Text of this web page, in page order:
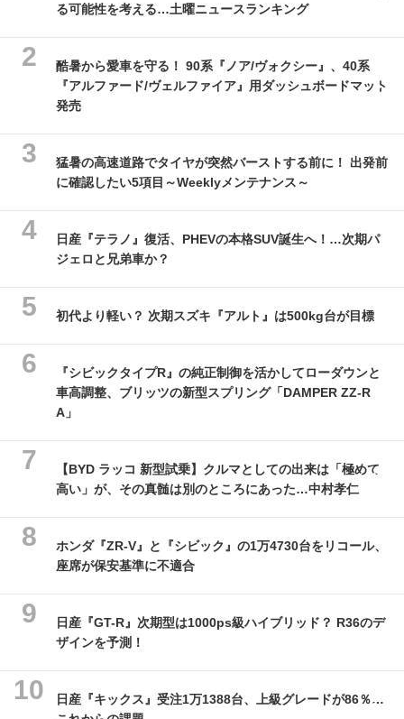
る可能性を考える…土曜ニュースランキング
酷暑から愛車を守る！ 90系『ノア/ヴォクシー』、40系
『アルファード/ヴェルファイア』用ダッシュボードマット
発売
猛暑の高速道路でタイヤが突然バーストする前に！ 出発前
に確認したい5項目～Weeklyメンテナンス～
日産『テラノ』復活、PHEVの本格SUV誕生へ！…次期パ
ジェロと兄弟車か？
初代より軽い？ 次期スズキ『アルト』は500kg台が目標
『シビックタイプR』の純正制御を活かしてローダウンと
車高調整、ブリッツの新型スプリング「DAMPER ZZ-R
A」
【BYD ラッコ 新型試乗】クルマとしての出来は「極めて
高い」が、その真髄は別のところにあった…中村孝仁
ホンダ『ZR-V』と『シビック』の1万4730台をリコール、
座席が保安基準に不適合
日産『GT-R』次期型は1000ps級ハイブリッド？ R36のデ
ザインを予測！
日産『キックス』受注1万1388台、上級グレードが86％…